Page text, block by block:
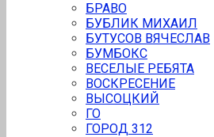
БРАВО
БУБЛИК МИХАИЛ
БУТУСОВ ВЯЧЕСЛАВ
БУMБОКС
ВЕСЕЛЫЕ РЕБЯТА
ВОСКРЕСЕНИЕ
ВЫСОЦКИЙ
ГО
ГОРОД 312